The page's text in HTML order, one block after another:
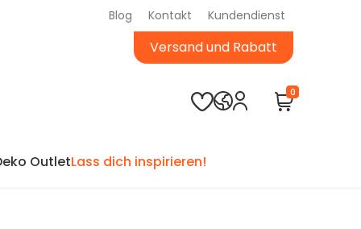
Blog Kontakt Kundendienst
Versand und Rabatt
0
OutletLass dich inspirieren!